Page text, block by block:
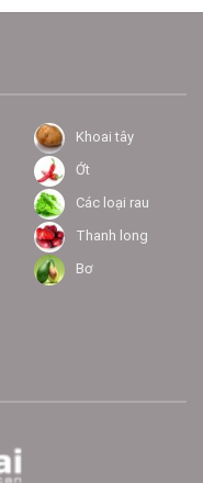
Khoai tây
Ớt
Các loại rau
Thanh long
Bơ